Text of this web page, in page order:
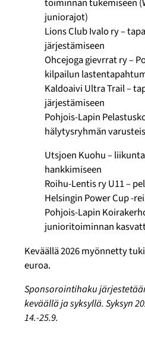
juniorajot)
Lions Club Ivalo ry –
järjestämiseen
Ohcejoga gievrrat ry –
kilpailun
Kaldoaivi Ultra Trail –
järjestämiseen
Pohjois-Lapin
hälytysryhmän
Utsjoen Kuohu –
hankkimiseen
Roihu-Lentis ry U11 –
Helsingin Power Cup -
Pohjois-Lapin
junioritoiminnan
Keväällä 2026 myönnetty
euroa.
Sponsorointihaku
keväällä ja syksyllä. Syksyn
14.-25.9.